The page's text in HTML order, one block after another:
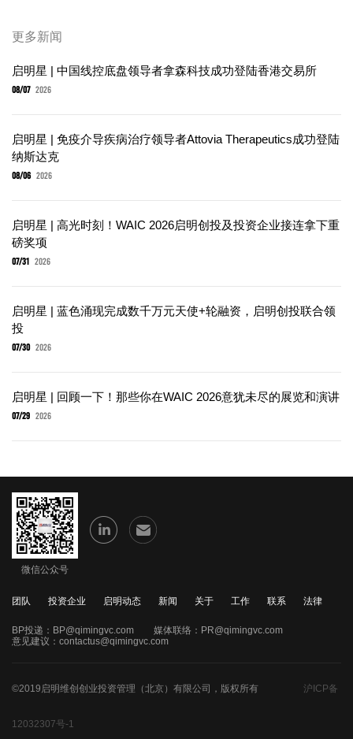
更多新闻
启明星 | 中国线控底盘领导者拿森科技成功登陆香港交易所
08/07 2026
启明星 | 免疫介导疾病治疗领导者Attovia Therapeutics成功登陆
纳斯达克
08/06 2026
启明星 | 高光时刻！WAIC 2026启明创投及投资企业接连拿下重
磅奖项
07/31 2026
启明星 | 蓝色涌现完成数千万元天使+轮融资，启明创投联合领
投
07/30 2026
启明星 | 回顾一下！那些你在WAIC 2026意犹未尽的展览和演讲
07/29 2026
微信公众号
团队 投资企业 启明动态 新闻 关于 工作 联系 法律
BP投递： BP@qimingvc.com 媒体联络： PR@qimingvc.com
意见建议： contactus@qimingvc.com
©2019启明维创创业投资管理（北京）有限公司，版权所有 沪ICP备
12032307号-1